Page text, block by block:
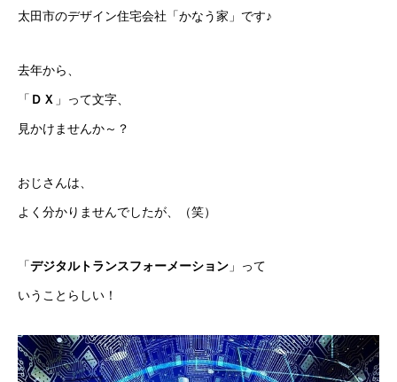
太田市のデザイン住宅会社「かなう家」です♪
去年から、
「 ＤＸ 」って文字、
見かけませんか～？
おじさんは、
よく分かりませんでしたが、（笑）
「デジタルトランスフォーメーション 」って
いうことらしい！